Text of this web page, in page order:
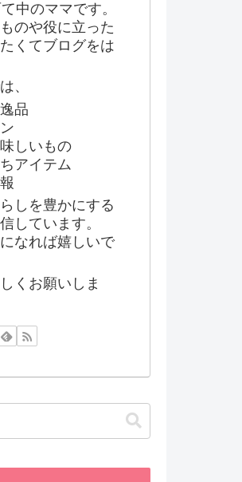
中のママです。
のや役に立った
くてブログをは
、
品
しいもの
アイテム
しを豊かにする
しています。
なれば嬉しいで
くお願いしま